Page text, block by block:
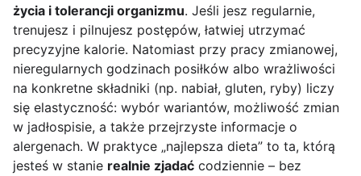
życia i tolerancji organizmu. Jeśli jesz regularnie,
trenujesz i pilnujesz postępów, łatwiej utrzymać
precyzyjne kalorie. Natomiast przy pracy zmianowej,
nieregularnych godzinach posiłków albo wrażliwości
na konkretne składniki (np. nabiał, gluten, ryby) liczy
się elastyczność: wybór wariantów, możliwość zmian
w jadłospisie, a także przejrzyste informacje o
alergenach. W praktyce „najlepsza dieta” to ta, którą
jesteś w stanie realnie zjadać codziennie – bez